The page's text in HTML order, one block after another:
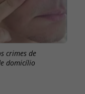
crimes de
domicílio